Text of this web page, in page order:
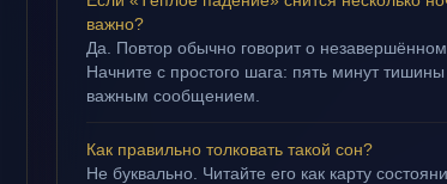
важно?
Да. Повтор обычно говорит о незавершённом
Начните с простого шага: пять минут
важным сообщением.
Как правильно толковать такой сон?
Не буквально. Читайте его как карту